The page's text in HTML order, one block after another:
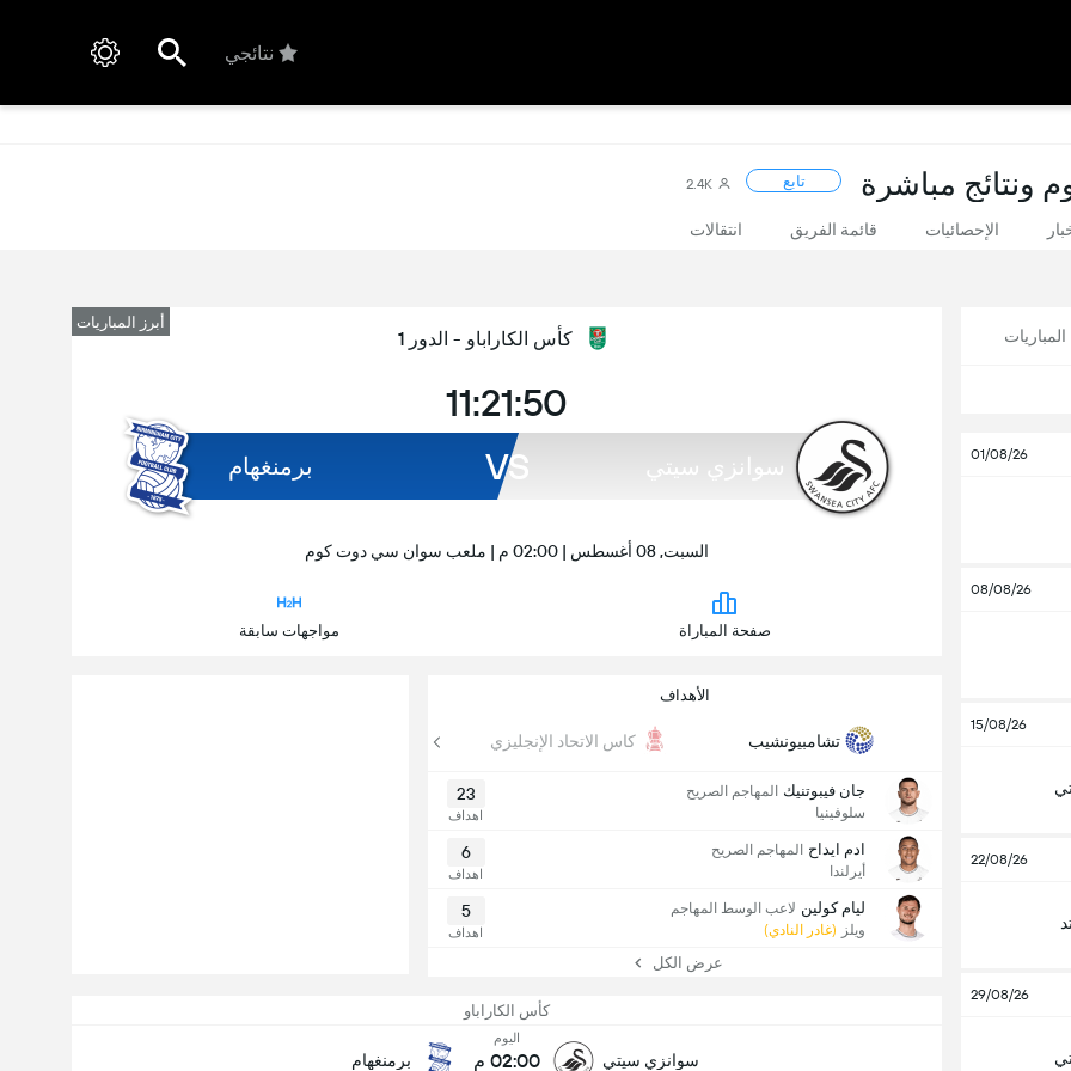
نتائجي
ونتائج مباشرة تابع 2.4K
الإحصائيات قائمة الفريق انتقالات
01/08/26
08/08/26
15/08/26
22/08/26
29/08/26
أبرز المباريات
كأس الكاراباو - الدور 1
11:21:50
سوانزي سيتي VS برمنغهام
السبت, 08 أغسطس | 02:00 م | ملعب سوان سي دوت كوم
صفحة المباراة مواجهات سابقة
الأهداف
تشامبيونشيب كاس الاتحاد الإنجليزي
جان فيبوتنيك المهاجم الصريح
سلوفينيا
23
اهداف
ادم ايداح المهاجم الصريح
أيرلندا
6
اهداف
ليام كولين لاعب الوسط المهاجم
ويلز (غادر النادي)
5
اهداف
عرض الكل
كأس الكاراباو
سوانزي سيتي
اليوم
02:00 م برمنغهام